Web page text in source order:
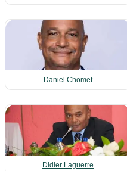
Daniel Chomet
Didier Laguerre